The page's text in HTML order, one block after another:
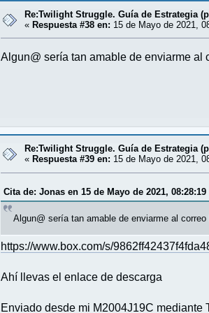
Re:Twilight Struggle. Guía de Estrategia
«Respuesta #38 en: 15 de Mayo de 2021,
Algun@ sería tan amable de enviarme
Re:Twilight Struggle. Guía de Estrategia
« Respuesta #39 en: 15 de Mayo de 2021,
Cita de: Jonas en 15 de Mayo de 2021, 08:28:19
Algun@ sería tan amable de enviarme al
https://www.box.com/s/
Ahí llevas el enlace de descarga
Enviado desde mi M2004J19C mediante